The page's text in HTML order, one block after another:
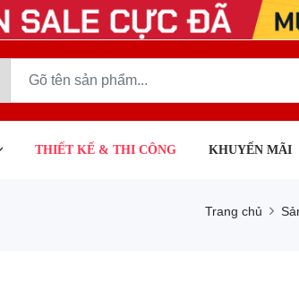
THIẾT KẾ & THI CÔNG KHUYẾN MÃI
Trang chủ